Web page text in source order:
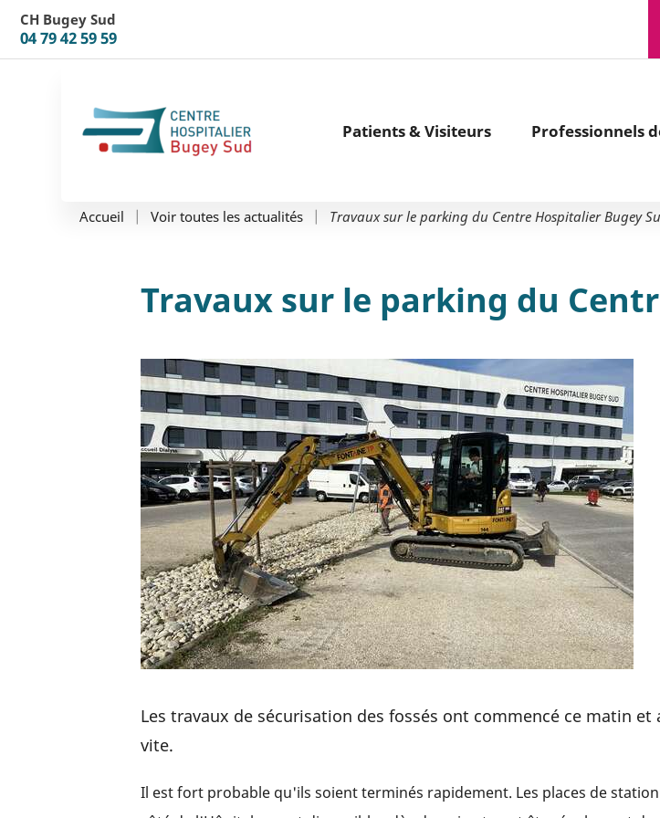
CH Bugey Sud
04 79 42 59 59
Patients & Visiteurs Professionnels
Accueil Voir toutes les actualités Travaux sur le parking du Centre Hospitalier Bugey
Travaux sur le parking du
Les travaux de sécurisation des fossés ont commencé ce matin et
vite.
Il est fort probable qu'ils soient terminés rapidement. Les places de